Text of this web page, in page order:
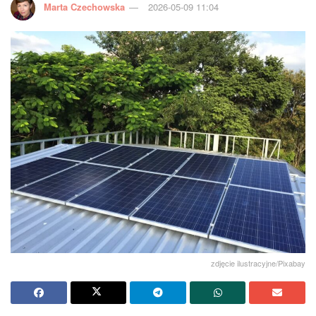
Marta Czechowska 2026-05-09 11:04
zdjęcie ilustracyjne/Pixabay